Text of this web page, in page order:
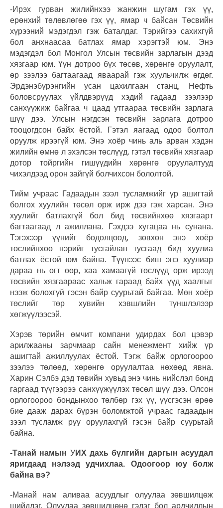
-Ирэх гурван жилийнхээ жанжин шугам гэх үү,
ерөнхий төлөвлөгөө гэх үү, ямар ч байсан Төсвийн
хүрээний мэдэгдэл гэж баталдаг. Тэрийгээ сахихгүй
бол анхнаасаа батлах ямар хэрэгтэй юм. Энэ
мэдэгдэл бол Монгол Улсын төсвийн зарлагын дээд
хязгаар юм. Үүн дотроо бүх төсөв, хөрөнгө оруулалт,
өр зээлээ багтаагаад яваарай гэж хуульчилж өгдөг.
Эрдэнэбүрэнгийн усан цахилгаан станц, Нефть
боловсруулах үйлдвэрүүд хэдий гадаад зээлээр
санхүүжиж байгаа ч цаад утгаараа төсвийн зарлага
шүү дээ. Улсын нэгдсэн төсвийн зарлага дотроо
тооцогдсон байх ёстой. Гэтэл яагаад одоо болтол
оруулж ирээгүй юм. Энэ хоёр чинь аль арван хэдэн
жилийн өмнө л эхэлсэн төслүүд. гэтэл төсвийн хязгаар
дотор тойргийн гишүүдийн хөрөнгө оруулалтууд
чихэлдээд орон зайгүй болчихсон бололтой.
Тийм учраас Гадаадын зээл тусламжийг үр ашигтай
болгох хуулийн төсөл орж ирж дээ гэж харсан. Энэ
хуулийг батлахгүй бол бид төсвийнхөө хязгаарт
багтаагаад л ажиллана. Гэхдээ хугацаа нь сунана.
Тэгэхээр үүнийг бодолцоод, зөвхөн энэ хоёр
төслийнхөө нэрийг тусгайлан тусгаад бид хуулиа
батлах ёстой юм байна. Түүнээс биш энэ хуулиар
дараа нь огт өөр, хаа хамаагүй төслүүд орж ирээд
төсвийн хязгаараас хальж гараад байх үүд хаалгыг
нээж болохгүй гэсэн байр суурьтай байгаа. Мөн хоёр
төслийг төр хувийн хэвшлийн түншлэлээр
хөгжүүлээсэй.
Хэрэв төрийн өмчит компани удирдах бол цэвэр
арилжааны зарчмаар сайн менежмент хийж үр
ашигтай ажиллуулах ёстой. Тэгж байж орлогоороо
зээлээ төлөөд, хөрөнгө оруулалтаа нөхөөд явна.
Харин Сэлбэ дэд төвийн хувьд энэ чинь нийслэл бонд
гаргаад түүгээрээ санхүүжүүлэх төсөл шүү дээ. Олсон
орлогоороо бондынхоо төлбөр гэх үү, үүсгэсэн өрөө
бие дааж дарах бүрэн боломжтой учраас гадаадын
зээл тусламж руу оруулахгүй гэсэн байр суурьтай
байна.
-Танай намын УИХ дахь бүлгийн даргын асуудал
яригдаад нэлээд удчихлаа. Одоогоор юу болж
байна вэ?
-Манай нам аливаа асуудлыг олуулаа зөвшилцөж
шийддэг. Олуулаа зөвшилцөнө гэдэг бол ардчиллын